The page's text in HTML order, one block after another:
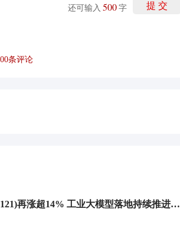
提 交
还可输入 500 字
条评论
港股异动 | 创新奇智(02121)再涨超14% 工业大模型落地持续推进 公司主动优化业务结构